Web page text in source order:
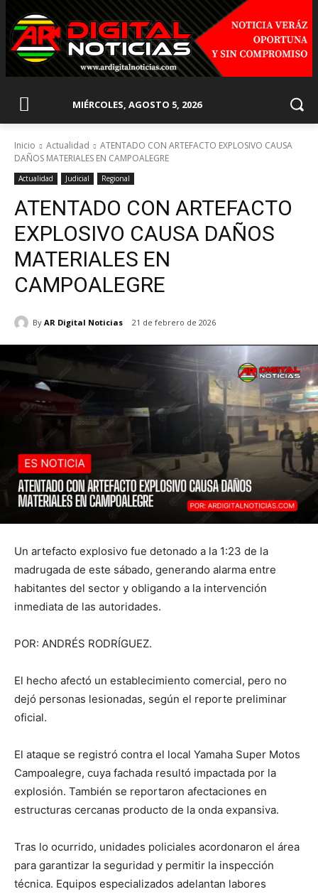
MIÉRCOLES, AGOSTO 5, 2026
Inicio Actualidad
ATENTADO CON ARTEFACTO EXPLOSIVO CAUSA
DAÑOS MATERIALES EN CAMPOALEGRE
Actualidad Judicial Regional
ATENTADO CON ARTEFACTO
EXPLOSIVO CAUSA DAÑOS
MATERIALES EN
CAMPOALEGRE
By AR Digital Noticias 21 de febrero de 2026
Un artefacto explosivo fue detonado a la 1:23 de la
madrugada de este sábado, generando alarma entre
habitantes del sector y obligando a la intervención
inmediata de las autoridades.
POR: ANDRÉS RODRÍGUEZ.
El hecho afectó un establecimiento comercial, pero no
dejó personas lesionadas, según el reporte preliminar
oficial.
El ataque se registró contra el local Yamaha Super Motos
Campoalegre, cuya fachada resultó impactada por la
explosión. También se reportaron afectaciones en
estructuras cercanas producto de la onda expansiva.
Tras lo ocurrido, unidades policiales acordonaron el área
para garantizar la seguridad y permitir la inspección
técnica. Equipos especializados adelantan labores